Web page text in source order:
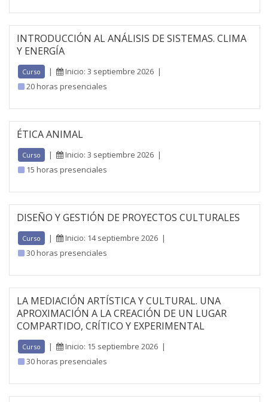
INTRODUCCIÓN AL ANÁLISIS DE SISTEMAS. CLIMA
Y ENERGÍA
Curso | Inicio: 3 septiembre 2026 |
20 horas presenciales
ÉTICA ANIMAL
Curso | Inicio: 3 septiembre 2026 |
15 horas presenciales
DISEÑO Y GESTIÓN DE PROYECTOS CULTURALES
Curso | Inicio: 14 septiembre 2026 |
30 horas presenciales
LA MEDIACIÓN ARTÍSTICA Y CULTURAL. UNA
APROXIMACIÓN A LA CREACIÓN DE UN LUGAR
COMPARTIDO, CRÍTICO Y EXPERIMENTAL
Curso | Inicio: 15 septiembre 2026 |
30 horas presenciales